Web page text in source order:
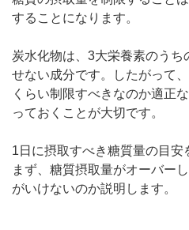
することになります。
炭水化物は、3大栄養素のう
せない成分です。したがって
くらい制限すべきなのか適正
っておくことが大切です。
1日に摂取すべき糖質量の目
まず、糖質摂取量がオーバー
がいけないのか説明します。